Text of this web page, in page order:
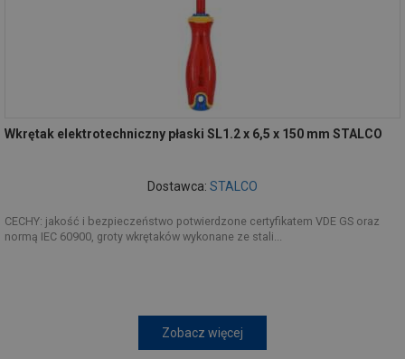
Wkrętak elektrotechniczny płaski SL1.2 x 6,5 x 150 mm STALCO
Dostawca: STALCO
CECHY: jakość i bezpieczeństwo potwierdzone certyfikatem VDE GS oraz
normą IEC 60900, groty wkrętaków wykonane ze stali...
Zobacz więcej